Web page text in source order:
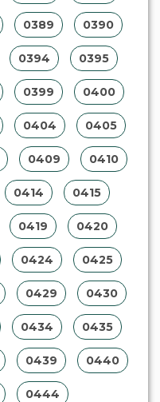
0389 0390
0394 0395
0399 0400
0404 0405
0409 0410
0414 0415
0419 0420
0424 0425
0429 0430
0434 0435
0439 0440
0444